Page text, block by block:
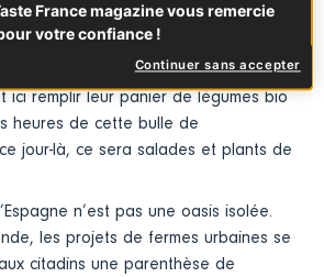
niché entre un petit quartier
cossus et les collines. Chaque
ici remplir leur panier de légumes bio
heures de cette bulle de
jour-là, ce sera salades et plants de
n’est pas une oasis isolée.
les projets de fermes urbaines se
citadins une parenthèse de
France magazine vous remercie
votre confiance !
Continuer sans accepter